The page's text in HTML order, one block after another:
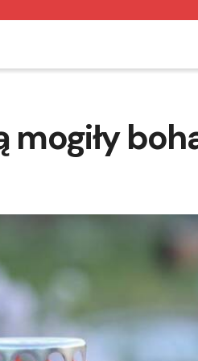
mogiły